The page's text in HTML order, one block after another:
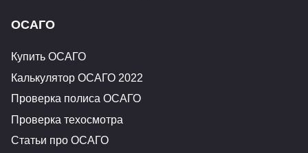
ОСАГО
Купить ОСАГО
Калькулятор ОСАГО 2022
Проверка полиса ОСАГО
Проверка техосмотра
Статьи про ОСАГО